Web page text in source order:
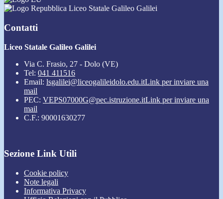
Liceo Statale Galileo Galilei
Contatti
Liceo Statale Galileo Galilei
Via C. Frasio, 27 - Dolo (VE)
Tel: 041 411516
Email: lsgalilei@liceogalileidolo.edu.itLink per inviare una
mail
PEC: VEPS07000G@pec.istruzione.itLink per inviare una
mail
C.F.: 90001630277
Sezione Link Utili
Cookie policy
Note legali
Informativa Privacy